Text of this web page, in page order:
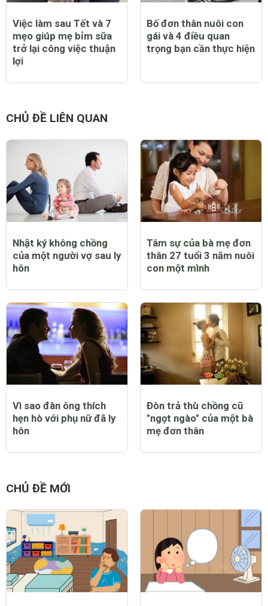
Việc làm sau Tết và 7
mẹo giúp mẹ bỉm sữa
trở lại công việc thuận
lợi
Bố đơn thân nuôi con
gái và 4 điều quan
trọng bạn cần thực hiện
CHỦ ĐỀ LIÊN QUAN
Nhật ký không chồng
của một người vợ sau ly
hôn
Tâm sự của bà mẹ đơn
thân 27 tuổi 3 năm nuôi
con một mình
Vì sao đàn ông thích
hẹn hò với phụ nữ đã ly
hôn
Đòn trả thù chồng cũ
"ngọt ngào" của một bà
mẹ đơn thân
CHỦ ĐỀ MỚI